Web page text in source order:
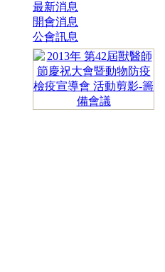
最新消息
開會消息
公會訊息